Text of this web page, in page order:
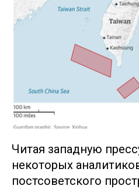
Читая западную
некоторых
постсоветского